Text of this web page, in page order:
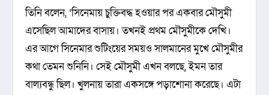
তিনি বলেন, ‘সিনেমায় চুক্তিবদ্ধ হওয়ার পর একবার মৌসুমী
এসেছিল আমাদের বাসায়। তখনই প্রথম মৌসুমীকে দেখি।
এর আগে সিনেমার শুটিংয়ের সময়ও সালমানের মুখে মৌসুমীর
কথা তেমন শুনিনি। সেই মৌসুমী এখন বলছে, ইমন তার
বাল্যবন্ধু ছিল। খুলনায় তারা একসঙ্গে পড়াশোনা করেছে। এটা